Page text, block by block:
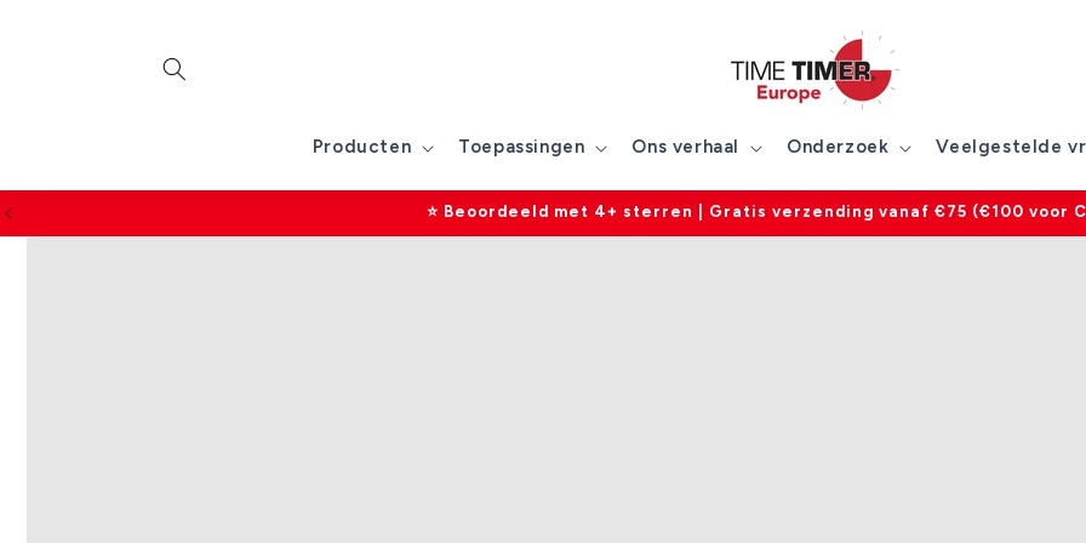
Producten Toepassingen Ons verhaal Onderzoek Veelgestelde
⭐ Beoordeeld met 4+ sterren | Gratis verzending vanaf €75 (€100 voor